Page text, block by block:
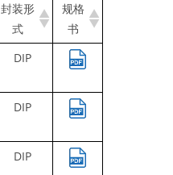
封装形
式
规格
书
DIP
DIP
DIP